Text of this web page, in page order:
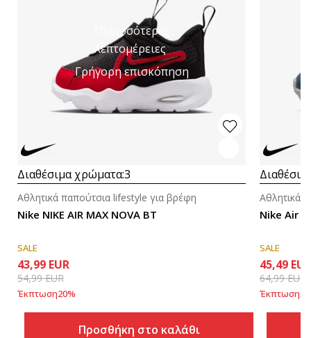
Περισσότερες
λεπτομέρειες
Γρήγορη επισκόπηση
Διαθέσιμα χρώματα:3
Nike NIKE AIR MAX NOVA BT
Αθλητικά παπούτσια lifestyle για βρέφη
SALE
43,99 EUR
54,99EUR
Έκπτωση20%
Προσθήκη στο καλάθι
Nike Air
Αθλητικά
SALE
45,49 EUR
64,99EUR
Έκπτωση30